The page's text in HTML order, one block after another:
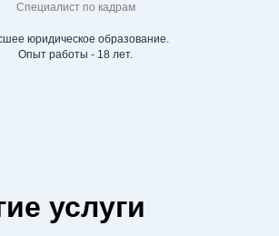
Специалист по кадрам
юридическое образование.
Опыт работы - 18 лет.
услуги